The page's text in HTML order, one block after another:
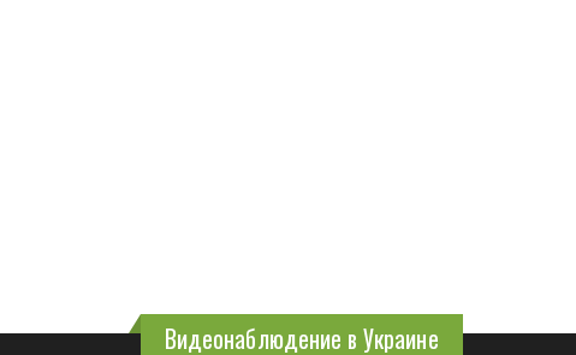
Видеонаблюдение в Украине